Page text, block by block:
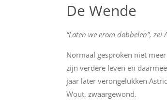
De Wende
“Laten we erom dobbelen”, zei
Normaal gesproken niet
zijn verdere leven en
jaar later verongelukken
Wout, zwaargewond.